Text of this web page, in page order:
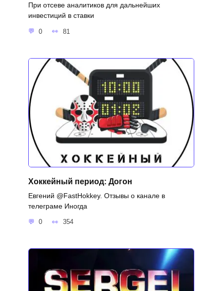
При отсеве аналитиков для дальнейших
инвестиций в ставки
0 81
Хоккейный период: Догон
Евгений @FastHokkey. Отзывы о канале в
телеграме Иногда
0 354